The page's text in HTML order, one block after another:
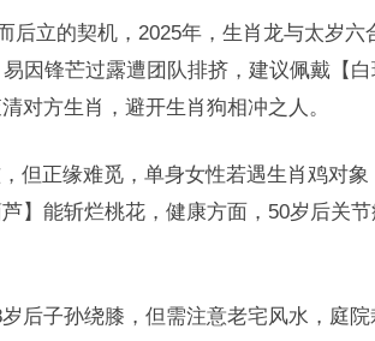
后立的契机，2025年，生肖龙与太岁六
因锋芒过露遭团队排挤，建议佩戴【
对方生肖，避开生肖狗相冲之人。
但正缘难觅，单身女性若遇生肖鸡对
】能斩烂桃花，健康方面，50岁后关
后子孙绕膝，但需注意老宅风水，庭